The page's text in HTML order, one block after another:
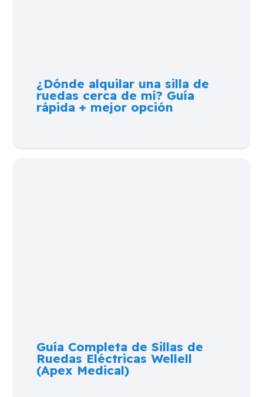
¿Dónde alquilar una silla de
ruedas cerca de mí? Guía
rápida + mejor opción
Guía Completa de Sillas de
Ruedas Eléctricas Wellell
(Apex Medical)